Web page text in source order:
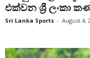
එක්වන ශ්‍රී ලංකා
Sri Lanka Sports - August 4,